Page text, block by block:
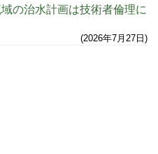
の治水計画は技術者倫理に
2026年7月27日